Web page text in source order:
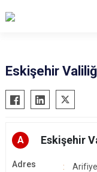
Eskişehir
A Eskişehir
Adres